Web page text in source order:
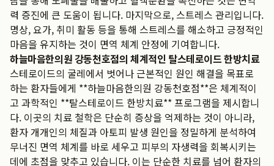
력 증진에 큰 도움이 됩니다. 마지막으로, 스트레스 관리입니다.
명상, 요가, 취미 활동 등을 통해 스트레스를 해소하고 긍정적인
마음을 유지하는 것이 면역 체계 안정에 기여합니다.
하늘마음한의원 강동천호점의 체계적인 탈스테로이드 한방치료
스테로이드의 굴레에서 벗어나 근본적인 원인 해결을 목표로
하는 환자들에게 **하늘마음한의원 강동천호점**은 체계적이
고 과학적인 **탈스테로이드 한방치료** 프로그램을 제시합니
다. 이곳의 치료 철학은 단순히 증상을 억제하는 것이 아니라,
환자 개개인의 체질과 아토피 발생 원인을 정밀하게 분석하여
무너진 면역 체계를 바로 세우고 피부의 자생력을 회복시키는
데에 초점을 맞추고 있습니다. 이는 단순한 치료를 넘어 환자의